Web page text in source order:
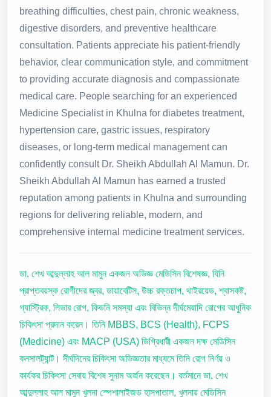
breathing difficulties, chest pain, chronic weakness,
digestive disorders, and preventive healthcare
consultation. Patients appreciate his patient-friendly
behavior, clear communication style, and commitment
to providing accurate diagnosis and compassionate
medical care. People searching for an experienced
Medicine Specialist in Khulna for diabetes treatment,
hypertension care, gastric issues, respiratory
diseases, or long-term medical management can
confidently consult Dr. Sheikh Abdullah Al Mamun. Dr.
Sheikh Abdullah Al Mamun has earned a trusted
reputation among patients in Khulna and surrounding
regions for delivering reliable, modern, and
comprehensive internal medicine treatment services.
ডা. শেখ আব্দুল্লাহ আল মামুন একজন অভিজ্ঞ মেডিসিন বিশেষজ্ঞ, যিনি
প্রাপ্তবয়স্ক রোগীদের জ্বর, ডায়াবেটিস, উচ্চ রক্তচাপ, থাইরয়েড, শ্বাসকষ্ট,
গ্যাস্ট্রিক, লিভার রোগ, কিডনি সমস্যা এবং বিভিন্ন দীর্ঘমেয়াদি রোগের আধুনিক
চিকিৎসা প্রদান করেন। তিনি MBBS, BCS (Health), FCPS
(Medicine) এবং MACP (USA) ডিগ্রিধারী একজন দক্ষ মেডিসিন
কনসালট্যান্ট। দীর্ঘদিনের চিকিৎসা অভিজ্ঞতার মাধ্যমে তিনি রোগ নির্ণয় ও
কার্যকর চিকিৎসা সেবায় বিশেষ সুনাম অর্জন করেছেন। বর্তমানে ডা. শেখ
আব্দুল্লাহ আল মামুন খুলনা স্পেশালাইজড হাসপাতাল, খুলনায় মেডিসিন